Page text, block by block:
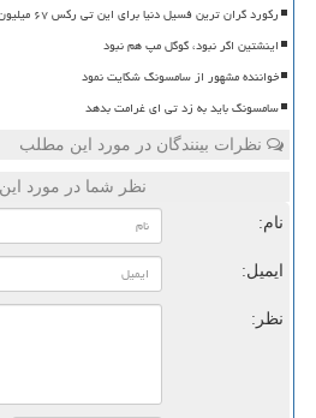
رکورد گران ترین فسیل دنیا برای این تی رکس ۶۷ میلیون ساله شد
اینشتین اگر نبود، گوگل مپ هم نبود
خواننده مشهور از سامسونگ شکایت نمود
سامسونگ باید به زد تی ای غرامت بدهد
نظرات بینندگان در مورد این مطلب
نظر شما در مورد
نام:
ایمیل:
نظر: